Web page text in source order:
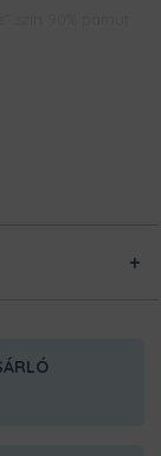
designokból
a
kerüljön